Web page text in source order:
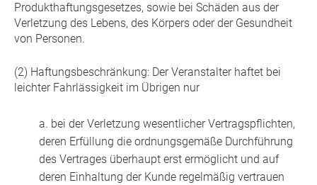
Produkthaftungsgesetzes, sowie bei Schäden aus der
Verletzung des Lebens, des Körpers oder der Gesundheit
von Personen.
(2) Haftungsbeschränkung: Der Veranstalter haftet bei
leichter Fahrlässigkeit im Übrigen nur
a. bei der Verletzung wesentlicher Vertragspflichten,
deren Erfüllung die ordnungsgemäße Durchführung
des Vertrages überhaupt erst ermöglicht und auf
deren Einhaltung der Kunde regelmäßig vertrauen